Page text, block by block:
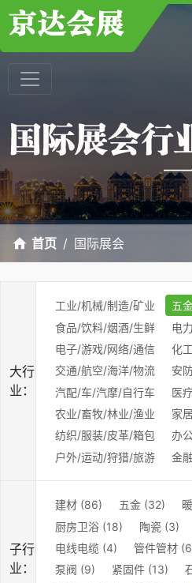
首页 国际展会
大行
业：
工业/机械/制造/矿业
五
食品/饮料/烟酒/生鲜
电
电子/游戏/网络/通信
化
交通/航空/海洋/物流
安
汽配/车/汽摩/自行车
医
农业/畜牧/林业/渔业
家
纺织/服装/皮革/箱包
办
户外/运动/狩猎/旅游
金
子行
业：
建材 (86) 五金 (32)
厨房卫浴 (18)
陶瓷 (3)
电线电缆 (4)
管件管材
泵阀 (9)
紧固件 (13)